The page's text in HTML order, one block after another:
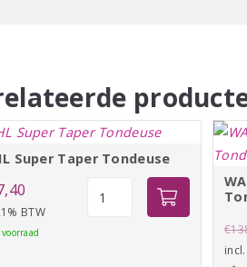
Super Taper Tondeuse
BTW
€